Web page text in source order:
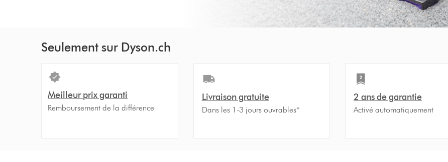
Seulement sur Dyson.ch
Meilleur prix garanti
Remboursement de la différence
Livraison gratuite
Dans les 1-3 jours ouvrables*
2 ans de garantie
Activé automatiquement